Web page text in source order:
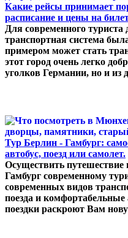
Какие рейсы принимает
расписание и цены на
Для современного
транспортная система
примером может стать
этот город очень легко
уголков Германии, но и из
Тур Берлин - Гамбург:
автобус, поезд или самолет.
Осуществить путешествие
Гамбург современному
современных видов
поезда и
поездки раскроют Вам